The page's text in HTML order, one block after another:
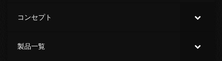
コンセプト
製品一覧